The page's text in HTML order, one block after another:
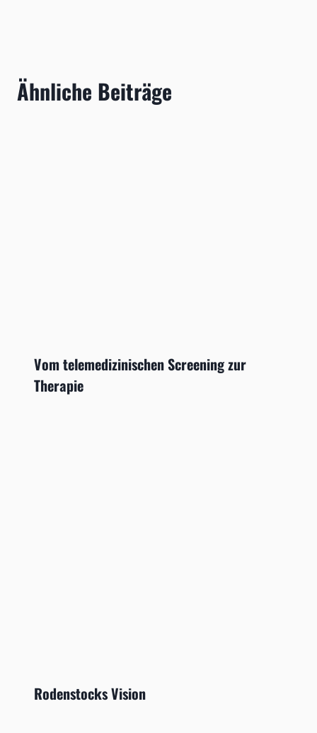
Ähnliche Beiträge
Vom telemedizinischen Screening zur
Therapie
Rodenstocks Vision